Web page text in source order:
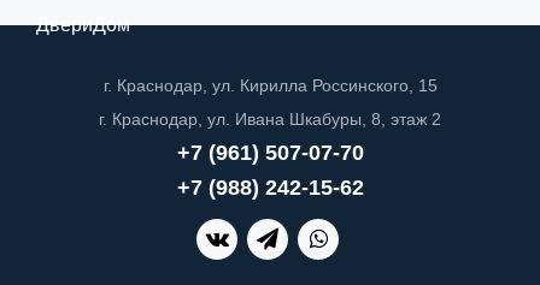
ДвериДом
г. Краснодар, ул. Кирилла Россинского, 15
г. Краснодар, ул. Ивана Шкабуры, 8, этаж 2
+7 (961) 507-07-70
+7 (988) 242-15-62